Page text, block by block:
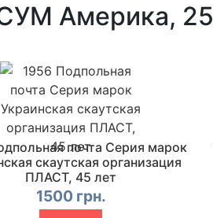
Америка, 25
почта Серия марок
скаутская организация
ПЛАСТ, 45 лет
1500 грн.